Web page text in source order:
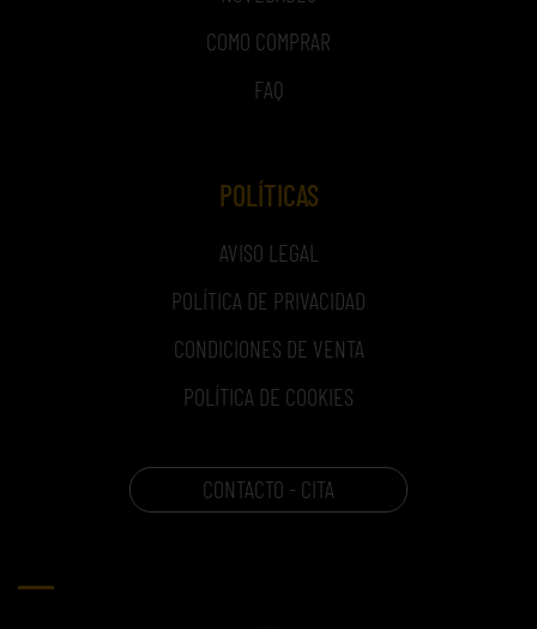
COMO COMPRAR
FAQ
POLÍTICAS
AVISO LEGAL
POLÍTICA DE PRIVACIDAD
CONDICIONES DE VENTA
POLÍTICA DE COOKIES
CONTACTO - CITA